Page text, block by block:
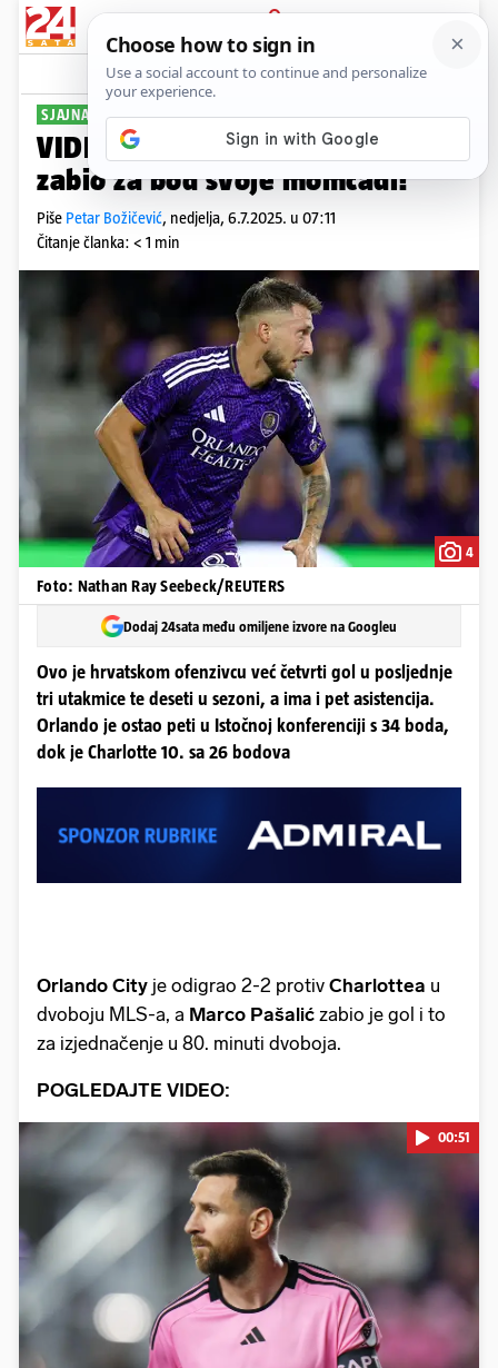
PRIJAVA
Sport Komentari
SJAJNA FORMA HRVATA
VIDEO Marco Pašalić pred kraj
zabio za bod svoje momčadi!
Piše Petar Božičević, nedjelja, 6.7.2025. u 07:11
Čitanje članka: < 1 min
4
Foto: Nathan Ray Seebeck/REUTERS
Dodaj 24sata među omiljene izvore na Googleu
Ovo je hrvatskom ofenzivcu već četvrti gol u posljednje
tri utakmice te deseti u sezoni, a ima i pet asistencija.
Orlando je ostao peti u Istočnoj konferenciji s 34 boda,
dok je Charlotte 10. sa 26 bodova
Orlando City je odigrao 2-2 protiv Charlottea u
dvoboju MLS-a, a Marco Pašalić zabio je gol i to
za izjednačenje u 80. minuti dvoboja.
POGLEDAJTE VIDEO:
Pokretanje videa...
00:51